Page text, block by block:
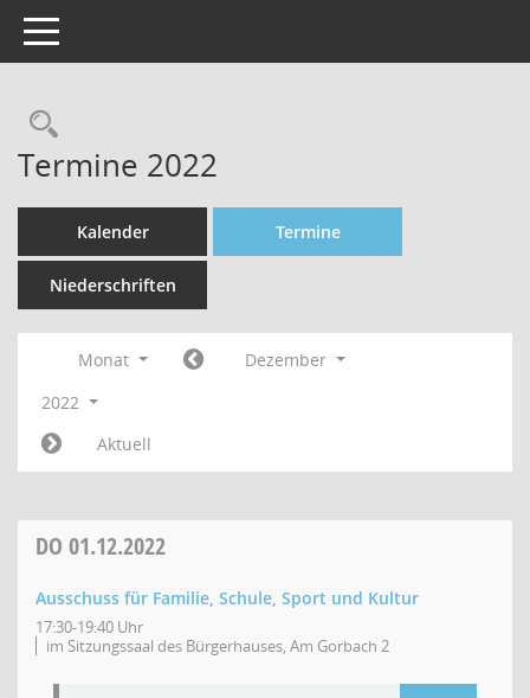
Toggle navigation
Rechercheauswahl
Termine 2022
Kalender Termine
Niederschriften
Monat
Dezember
2022
Aktuell
DO 01.12.2022
Ausschuss für Familie, Schule, Sport und Kultur
17:30-19:40 Uhr
im Sitzungssaal des Bürgerhauses, Am Gorbach 2